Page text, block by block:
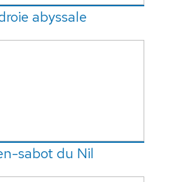
abyssale
sabot du Nil